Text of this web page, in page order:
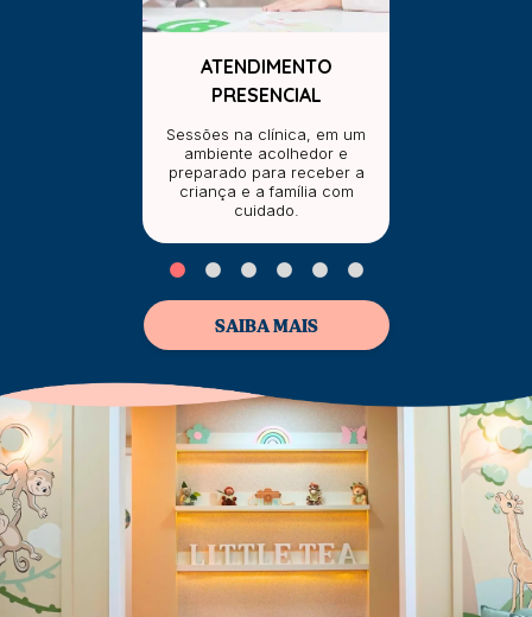
ATENDIMENTO
PRESENCIAL
Sessões na clínica, em um
ambiente acolhedor e
preparado para receber a
criança e a família com
cuidado.
SAIBA MAIS